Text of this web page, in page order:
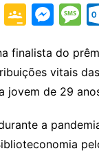
G
l
G
o
gl
e
Cl
M
s
s
e
n
s
s
a
g
finalista do
vitais
de 29
a